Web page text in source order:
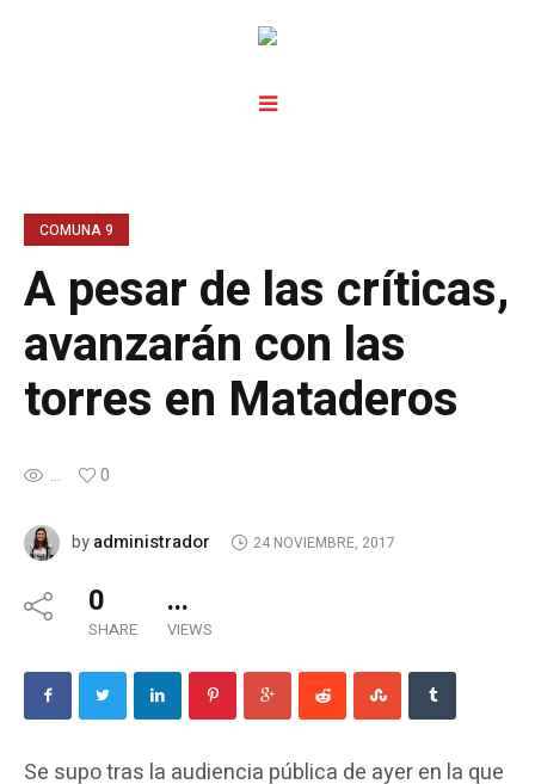
COMUNA 9
A pesar de las críticas,
avanzarán con las
torres en Mataderos
... 0
byadministrador 24 NOVIEMBRE, 2017
0
SHARE
...
VIEWS
Se supo tras la audiencia pública de ayer en la que